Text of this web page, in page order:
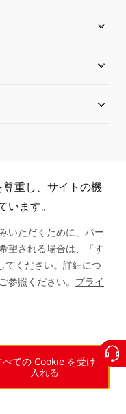
インテグリティ
ビリティ方針
重し、サイトの機
ます。
いただくために、パー
望される場合は、「す
てください。詳細につ
参照ください。 プライ
べての Cookie を受け
入れる